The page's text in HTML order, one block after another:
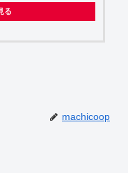
る
machicoop